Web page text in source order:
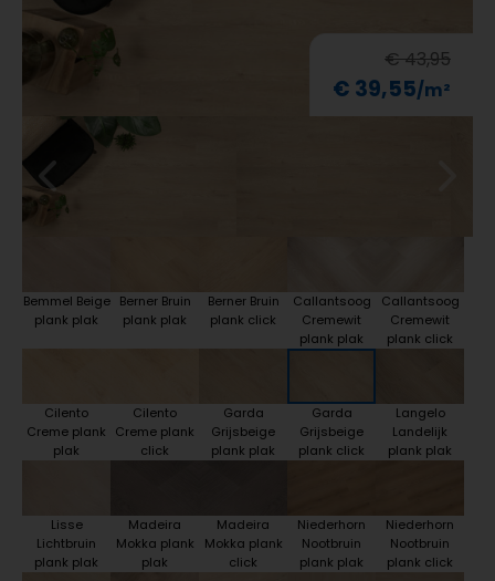
€ 43,95
€ 39,55
Bemmel Beige
plank plak
Berner Bruin
plank plak
Berner Bruin
plank click
Callantsoog
Cremewit
plank plak
Callantsoog
Cremewit
plank click
Cilento
Creme plank
plak
Cilento
Creme plank
click
Garda
Grijsbeige
plank plak
Garda
Grijsbeige
plank click
Langelo
Landelijk
plank plak
Lisse
Lichtbruin
plank plak
Madeira
Mokka plank
plak
Madeira
Mokka plank
click
Niederhorn
Nootbruin
plank plak
Niederhorn
Nootbruin
plank click